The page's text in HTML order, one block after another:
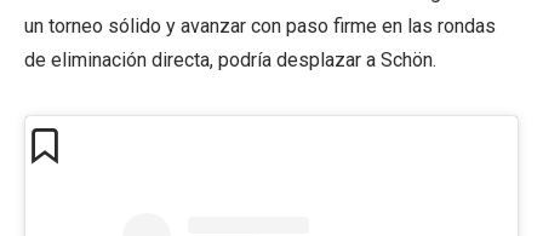
un torneo sólido y avanzar con paso firme en las rondas
de eliminación directa, podría desplazar a Schön.